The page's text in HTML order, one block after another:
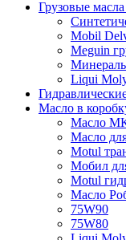
Грузовые масла
Mobil
Meguin
Liqui
Масло в
Масло
Масло
Motul
Мобил
Motul
Масло
75W90
75W80